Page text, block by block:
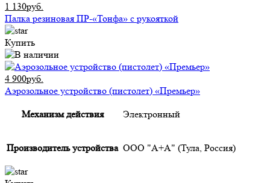
1 130руб.
Палка резиновая ПР-«Тонфа» с рукояткой
Купить
4 900руб.
Аэрозольное устройство (пистолет) «Премьер»
Механизм действия Электронный
Производитель устройства ООО "А+А" (Тула, Россия)